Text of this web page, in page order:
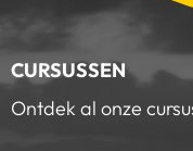
CURSUSSEN
Ontdek al onze